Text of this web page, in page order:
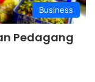
Business
Pedagang